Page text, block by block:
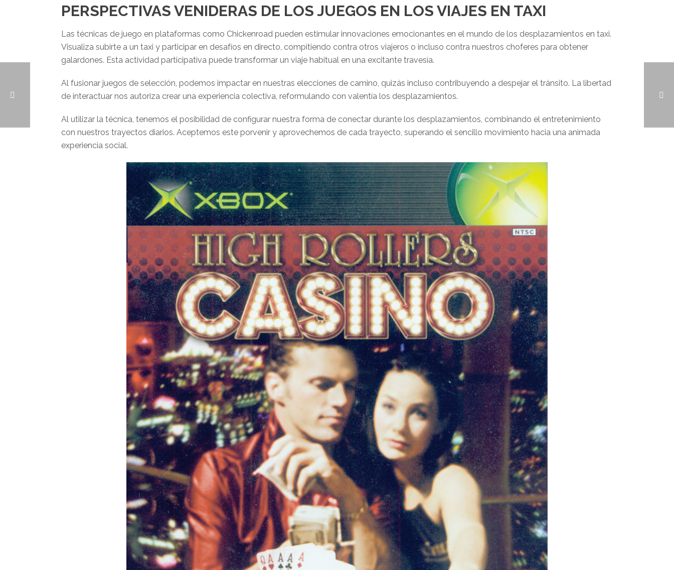
PERSPECTIVAS VENIDERAS DE LOS JUEGOS EN LOS VIAJES EN TAXI
Las técnicas de juego en plataformas como Chickenroad pueden estimular innovaciones emocionantes en el mundo de los desplazamientos en taxi.
Visualiza subirte a un taxi y participar en desafíos en directo, compitiendo contra otros viajeros o incluso contra nuestros choferes para obtener
galardones. Esta actividad participativa puede transformar un viaje habitual en una excitante travesía.
Al fusionar juegos de selección, podemos impactar en nuestras elecciones de camino, quizás incluso contribuyendo a despejar el tránsito. La libertad
de interactuar nos autoriza crear una experiencia colectiva, reformulando con valentía los desplazamientos.
Al utilizar la técnica, tenemos el posibilidad de configurar nuestra forma de conectar durante los desplazamientos, combinando el entretenimiento
con nuestros trayectos diarios. Aceptemos este porvenir y aprovechemos de cada trayecto, superando el sencillo movimiento hacia una animada
experiencia social.